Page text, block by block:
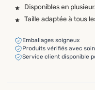
Disponibles en
Taille adaptée à tous
Emballages soigneux
Produits vérifiés avec
Service client disponible